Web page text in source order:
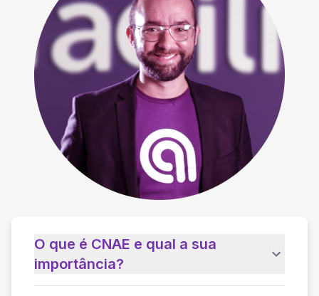
O que é CNAE e qual a sua
importância?